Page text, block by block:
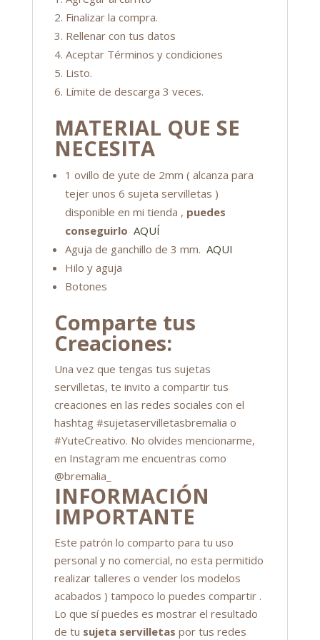
Finalizar la compra.
Rellenar con tus datos
Aceptar Términos y condiciones
Listo.
Límite de descarga 3 veces.
MATERIAL QUE SE
NECESITA
1 ovillo de yute de 2mm ( alcanza para
tejer unos 6 sujeta servilletas )
disponible en mi tienda , puedes
conseguirlo AQUÍ
Aguja de ganchillo de 3 mm. AQUI
Hilo y aguja
Botones
Comparte tus
Creaciones:
Una vez que tengas tus sujetas
servilletas, te invito a compartir tus
creaciones en las redes sociales con el
hashtag #sujetaservilletasbremalia o
#YuteCreativo. No olvides mencionarme,
en Instagram me encuentras como
@bremalia_
INFORMACIÓN
IMPORTANTE
Este patrón lo comparto para tu uso
personal y no comercial, no esta permitido
realizar talleres o vender los modelos
acabados ) tampoco lo puedes compartir .
Lo que sí puedes es mostrar el resultado
de tu sujeta servilletas por tus redes